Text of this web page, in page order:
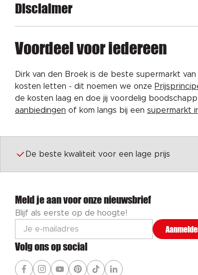
Disclaimer
Voordeel voor iedereen
Dirk van den Broek is de beste supermarkt
kosten letten - dit noemen we onze
de kosten laag en doe jij voordelig
aanbiedingen of kom langs bij een supermarkt
De beste kwaliteit voor een lage prijs
Meld je aan voor onze nieuwsbrief
Blijf als eerste op de hoogte!
Volg ons op social